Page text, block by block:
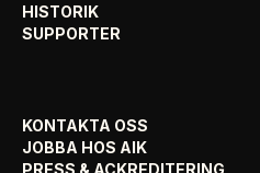
HISTORIK
SUPPORTER
KONTAKTA OSS
JOBBA HOS AIK
PRESS & ACKREDITERING